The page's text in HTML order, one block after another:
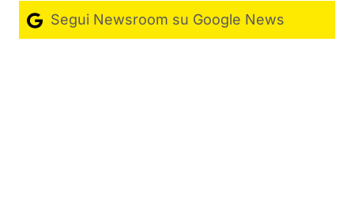
Segui Newsroom su Google News